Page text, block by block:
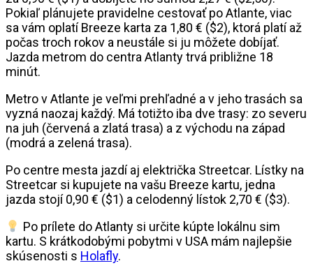
Pokiaľ plánujete pravidelne cestovať po Atlante, viac
sa vám oplatí Breeze karta za 1,80 € ($2), ktorá platí až
počas troch rokov a neustále si ju môžete dobíjať.
Jazda metrom do centra Atlanty trvá približne 18
minút.
Metro v Atlante je veľmi prehľadné a v jeho trasách sa
vyzná naozaj každý. Má totižto iba dve trasy: zo severu
na juh (červená a zlatá trasa) a z východu na západ
(modrá a zelená trasa).
Po centre mesta jazdí aj električka Streetcar. Lístky na
Streetcar si kupujete na vašu Breeze kartu, jedna
jazda stojí 0,90 € ($1) a celodenný lístok 2,70 € ($3).
Po prílete do Atlanty si určite kúpte lokálnu sim
kartu. S krátkodobými pobytmi v USA mám najlepšie
skúsenosti s Holafly.